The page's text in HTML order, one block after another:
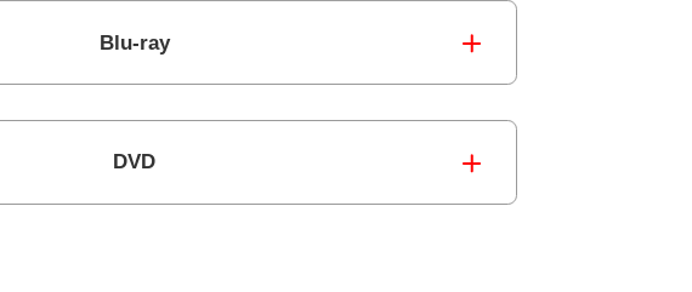
Blu-ray
DVD